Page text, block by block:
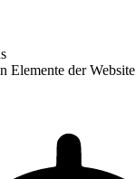
Elemente der Website